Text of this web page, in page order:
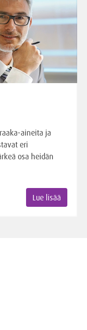
aineita ja
eri
osa heidän
Lue lisää